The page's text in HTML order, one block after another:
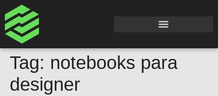
Tag: notebooks para
designer